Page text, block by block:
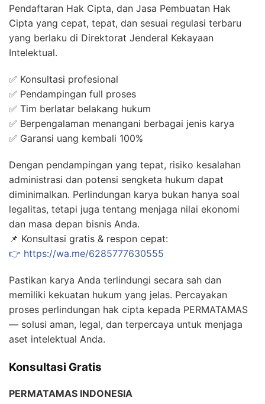
Pendaftaran Hak Cipta, dan Jasa Pembuatan Hak
Cipta yang cepat, tepat, dan sesuai regulasi terbaru
yang berlaku di Direktorat Jenderal Kekayaan
Intelektual.
✅ Konsultasi profesional
✅ Pendampingan full proses
✅ Tim berlatar belakang hukum
✅ Berpengalaman menangani berbagai jenis karya
✅ Garansi uang kembali 100%
Dengan pendampingan yang tepat, risiko kesalahan
administrasi dan potensi sengketa hukum dapat
diminimalkan. Perlindungan karya bukan hanya soal
legalitas, tetapi juga tentang menjaga nilai ekonomi
dan masa depan bisnis Anda.
📌 Konsultasi gratis & respon cepat:
👉 https://wa.me/6285777630555
Pastikan karya Anda terlindungi secara sah dan
memiliki kekuatan hukum yang jelas. Percayakan
proses perlindungan hak cipta kepada PERMATAMAS
— solusi aman, legal, dan terpercaya untuk menjaga
aset intelektual Anda.
Konsultasi Gratis
PERMATAMAS INDONESIA